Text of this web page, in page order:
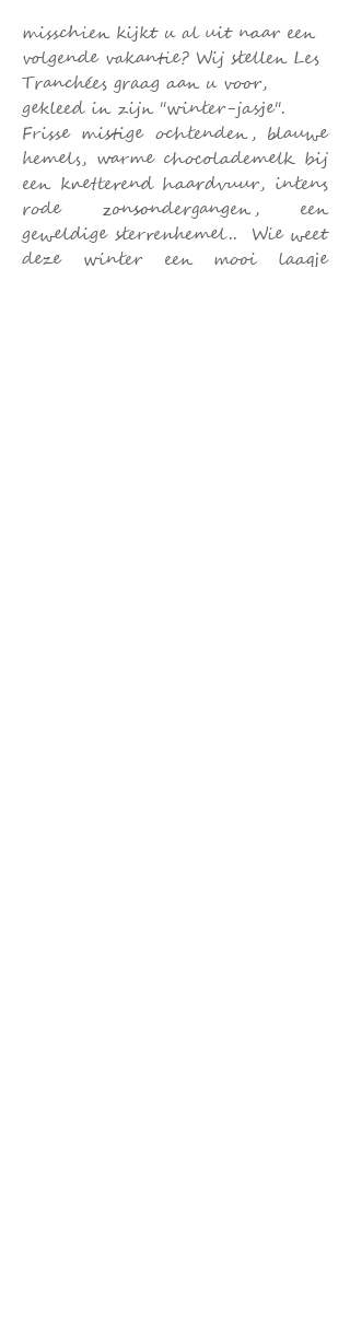
misschien kijkt u al uit naar een
volgende vakantie? Wij stellen Les
Tranchées graag aan u voor,
gekleed in zijn "winter-jasje".
Frisse mistige ochtenden, blauwe
hemels, warme chocolademelk bij
een knetterend haardvuur, intens
rode zonsondergangen, een
geweldige sterrenhemel.. Wie weet
deze winter een mooi laagje